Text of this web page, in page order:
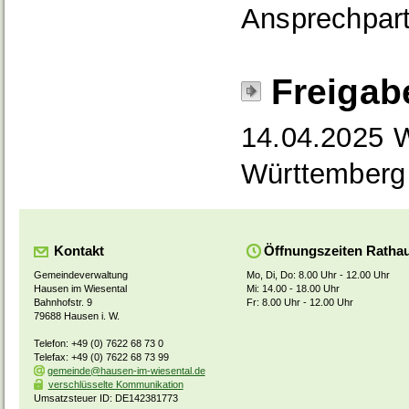
14.04.2025
Württemberg
Kontakt
Gemeindeverwaltung
Hausen im Wiesental
Bahnhofstr. 9
79688 Hausen i. W.
Telefon: +49 (0) 7622 68 73 0
Telefax: +49 (0) 7622 68 73 99
gemeinde@hausen-im-wiesental.de
verschlüsselte Kommunikation
Umsatzsteuer ID: DE142381773
Öffnungszeiten
Mo, Di, Do: 8.00 Uhr - 12.00 Uhr
Mi: 14.00 - 18.00 Uhr
Fr: 8.00 Uhr - 12.00 Uhr